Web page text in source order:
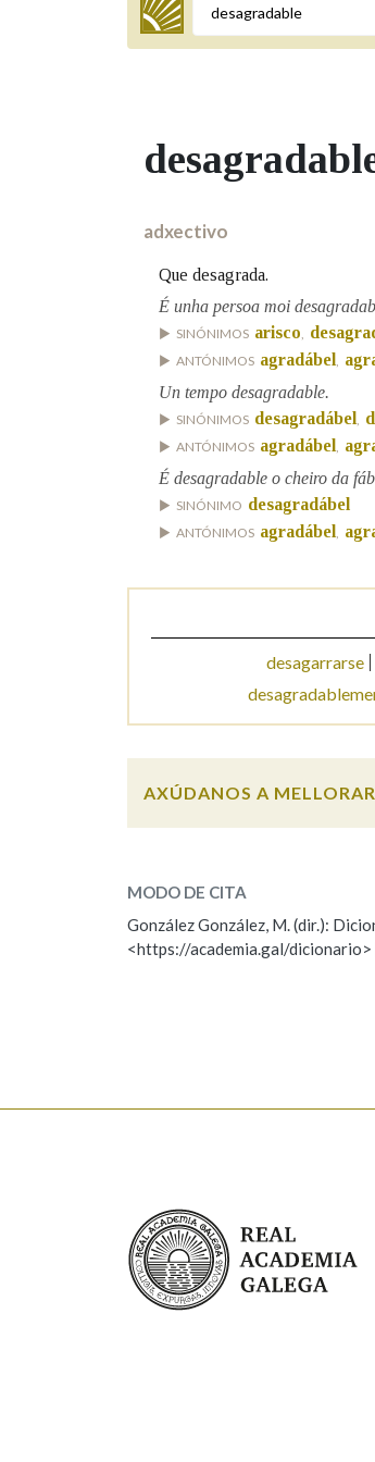
Termo a buscar
BUSCAR NOS LEMAS
Remata por
Contén
OUTRAS OPCIÓNS DE
Marcas gramaticais
adxectivo
Que desagrada.
É unha persoa moi
SINÓNIMOS arisco,
ANTÓNIMOS agradábel ,
Un tempo desagradable.
SINÓNIMOS desagradábel ,
ANTÓNIMOS agradábel ,
É desagradable o cheiro da
SINÓNIMO desagradábel
ANTÓNIMOS agradábel ,
desagarrarse
AXÚDANOS A MELLORAR
ESCOLLE UNHA OPCIÓN:
Observación Hai un
Comentario
MODO DE CITA
González González, M. (dir.):
<https://academia.gal/
Real Academia Galega